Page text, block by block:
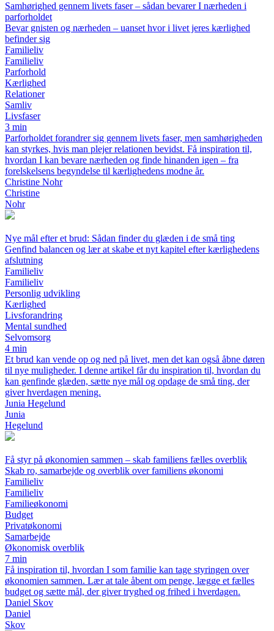
Samhørighed gennem livets faser – sådan bevarer I nærheden i
parforholdet
Bevar gnisten og nærheden – uanset hvor i livet jeres kærlighed
befinder sig
Familieliv
Familieliv
Parforhold
Kærlighed
Relationer
Samliv
Livsfaser
3 min
Parforholdet forandrer sig gennem livets faser, men samhørigheden
kan styrkes, hvis man plejer relationen bevidst. Få inspiration til,
hvordan I kan bevare nærheden og finde hinanden igen – fra
forelskelsens begyndelse til kærlighedens modne år.
Christine Nohr
Christine
Nohr
Nye mål efter et brud: Sådan finder du glæden i de små ting
Genfind balancen og lær at skabe et nyt kapitel efter kærlighedens
afslutning
Familieliv
Familieliv
Personlig udvikling
Kærlighed
Livsforandring
Mental sundhed
Selvomsorg
4 min
Et brud kan vende op og ned på livet, men det kan også åbne døren
til nye muligheder. I denne artikel får du inspiration til, hvordan du
kan genfinde glæden, sætte nye mål og opdage de små ting, der
giver hverdagen mening.
Junia Hegelund
Junia
Hegelund
Få styr på økonomien sammen – skab familiens fælles overblik
Skab ro, samarbejde og overblik over familiens økonomi
Familieliv
Familieliv
Familieøkonomi
Budget
Privatøkonomi
Samarbejde
Økonomisk overblik
7 min
Få inspiration til, hvordan I som familie kan tage styringen over
økonomien sammen. Lær at tale åbent om penge, lægge et fælles
budget og sætte mål, der giver tryghed og frihed i hverdagen.
Daniel Skov
Daniel
Skov